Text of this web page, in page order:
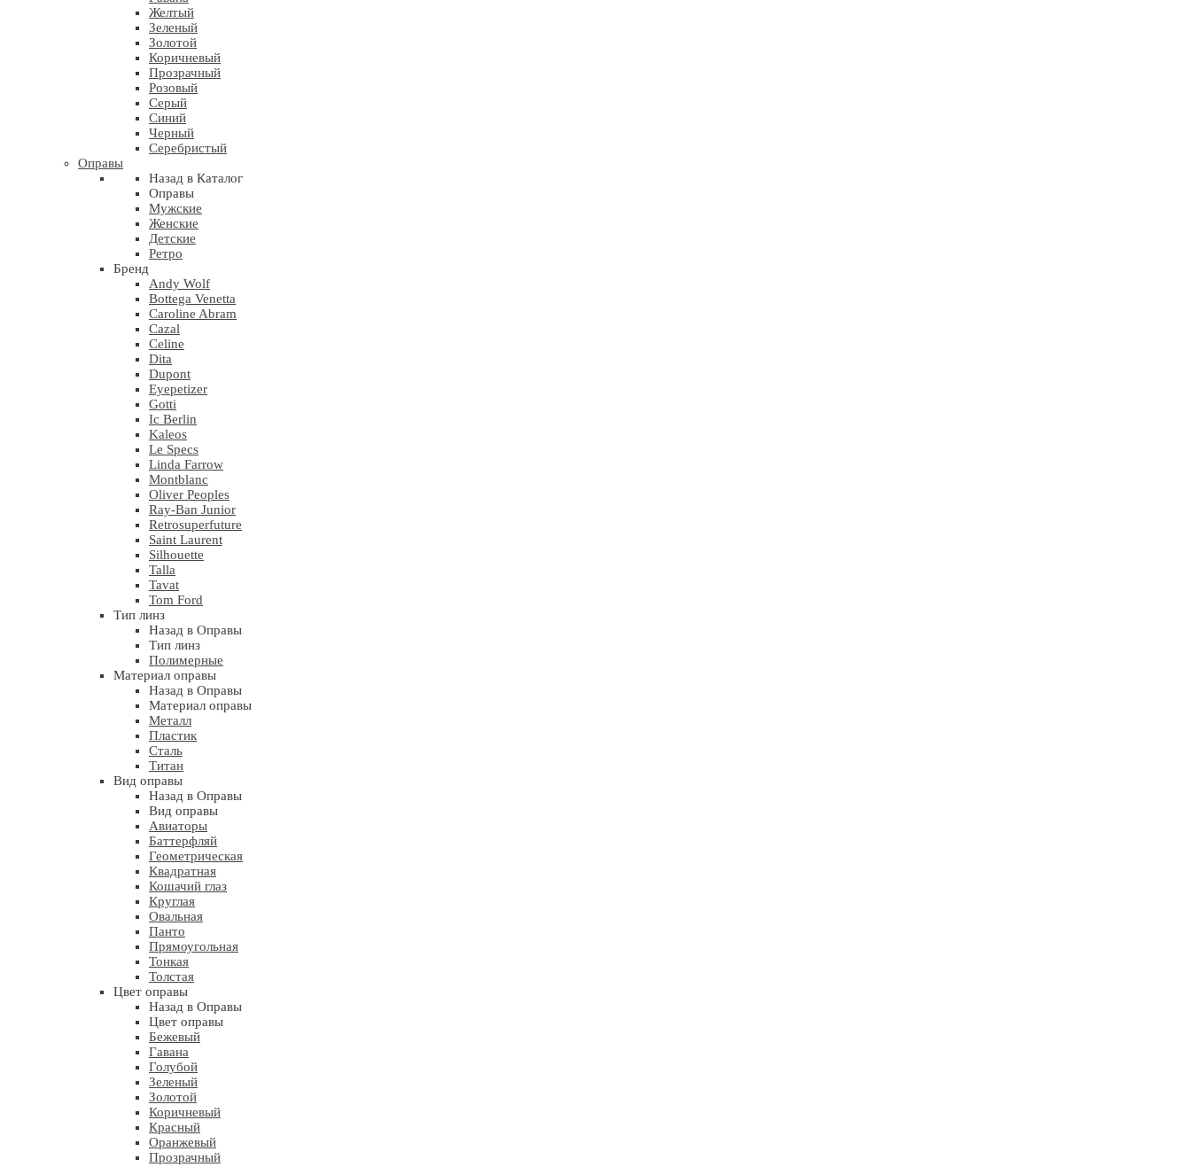
Желтый
Зеленый
Золотой
Коричневый
Прозрачный
Розовый
Серый
Синий
Черный
Серебристый
Оправы
Назад в Каталог
Оправы
Мужские
Женские
Детские
Ретро
Бренд
Andy Wolf
Bottega Venetta
Caroline Abram
Cazal
Celine
Dita
Dupont
Eyepetizer
Gotti
Ic Berlin
Kaleos
Le Specs
Linda Farrow
Montblanc
Oliver Peoples
Ray-Ban Junior
Retrosuperfuture
Saint Laurent
Silhouette
Talla
Tavat
Tom Ford
Тип линз
Назад в Оправы
Тип линз
Полимерные
Материал оправы
Назад в Оправы
Материал оправы
Металл
Пластик
Сталь
Титан
Вид оправы
Назад в Оправы
Вид оправы
Авиаторы
Баттерфляй
Геометрическая
Квадратная
Кошачий глаз
Круглая
Овальная
Панто
Прямоугольная
Тонкая
Толстая
Цвет оправы
Назад в Оправы
Цвет оправы
Бежевый
Гавана
Голубой
Зеленый
Золотой
Коричневый
Красный
Оранжевый
Прозрачный